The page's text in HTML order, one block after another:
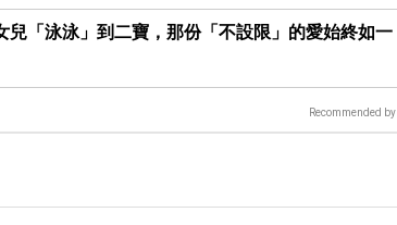
兒「泳泳」到二寶，那份「不設限」的愛始終如一
Recommended by